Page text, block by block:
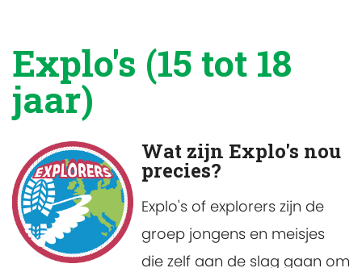
Explo's (15 tot 18
jaar)
Wat zijn Explo's nou
precies?
Explo's of explorers zijn de
groep jongens en meisjes
die zelf aan de slag gaan om